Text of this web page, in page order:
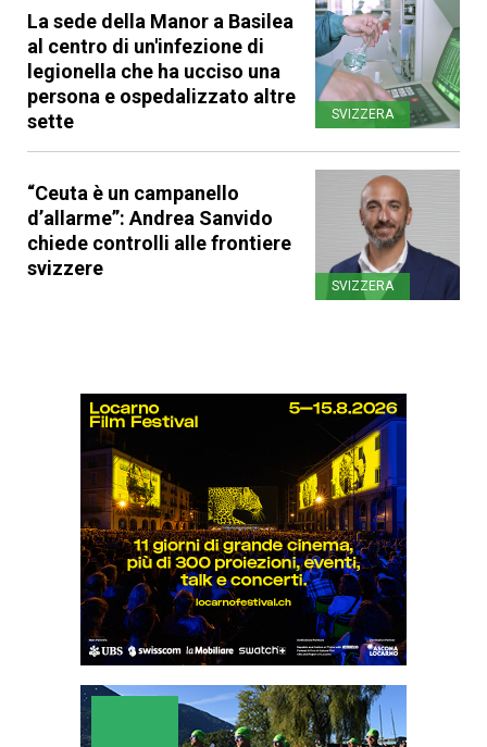
La sede della Manor a Basilea
al centro di un'infezione di
legionella che ha ucciso una
persona e ospedalizzato altre
sette
SVIZZERA
“Ceuta è un campanello
d’allarme”: Andrea Sanvido
chiede controlli alle frontiere
svizzere
SVIZZERA